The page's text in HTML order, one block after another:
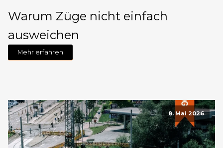
Warum Züge nicht einfach
ausweichen
Mehr erfahren
8. Mai 2026